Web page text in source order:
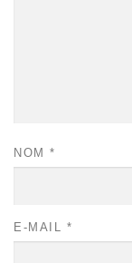
NOM *
E-MAIL *